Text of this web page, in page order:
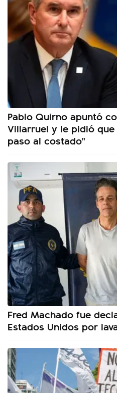
Pablo Quirno apuntó
Villarruel y le pidió
paso al costado"
Fred Machado fue
Estados Unidos por